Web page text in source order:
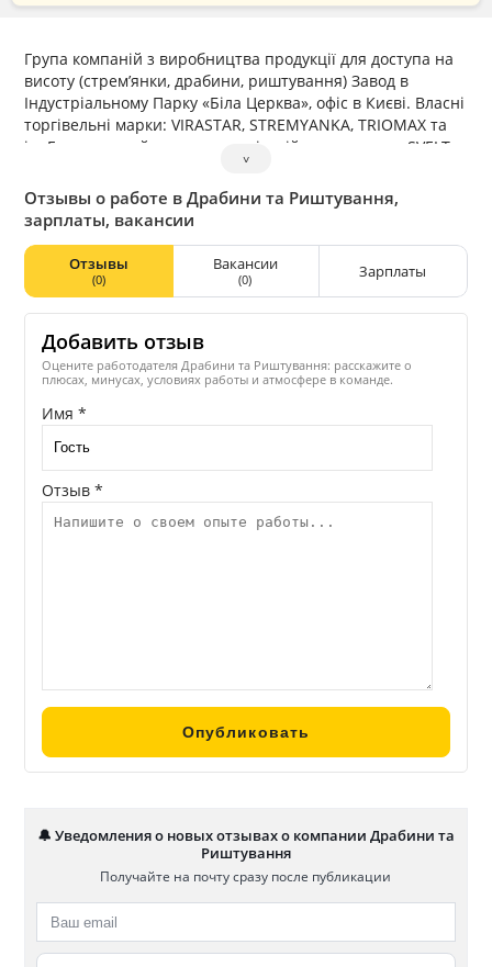
Група компаній з виробництва продукції для доступа на
висоту (стрем’янки, драбини, риштування) Завод в
Індустріальному Парку «Біла Церква», офіс в Києві. Власні
торгівельні марки: VIRASTAR, STREMYANKA, TRIOMAX та
ін. Есклюзивний представник італійського заводу SVELT в
Україні. Продукція за алюмінієвих сплавів та сталі:
алюминієві стрем’янки, драбини, вишки-тури, сталеві
підмості, вишки-тури, риштування, опалубка, спеціальні
конструкції з алюмінію.
Лідер українського ринку з продукції для доступу на
Продукція доступна до продажу в торгівельних мережах
та супермаркетах: Епіцентр, Нова Лінія, ОЛДІ, ВЄНА,
також на складах регіональних дистриб’юторів у всіх
регіонах України.
˅
Отзывы о работе в Драбини та Риштування,
зарплаты, вакансии
Отзывы
(0)
Вакансии
(0) Зарплаты
Добавить отзыв
Оцените работодателя Драбини та Риштування: расскажите о
плюсах, минусах, условиях работы и атмосфере в команде.
Имя *
Отзыв *
🔔 Уведомления о новых отзывах о компании Драбини та
Риштування
Получайте на почту сразу после публикации